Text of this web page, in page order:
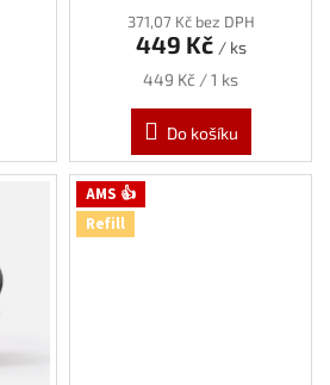
371,07 Kč bez DPH
449 Kč / ks
Měrná
449 Kč / 1 ks
Do košíku
AMS 👍
Refill